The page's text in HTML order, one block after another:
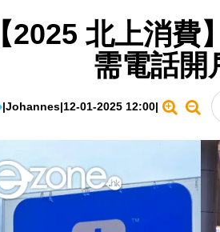
【2025 北上消
需電話開
|Johannes|12-01-2025 12:00|